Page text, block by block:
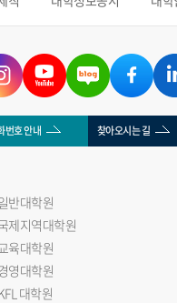
번호 안내 찾아오시는 길
반대학원
제지역대학원
육대학원
영대학원
대학원